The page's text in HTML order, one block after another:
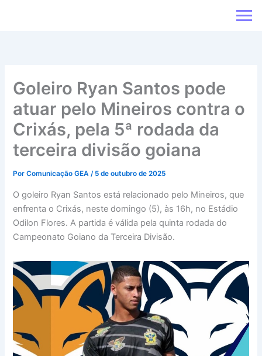
Goleiro Ryan Santos pode
atuar pelo Mineiros contra o
Crixás, pela 5ª rodada da
terceira divisão goiana
PorComunicação GEA/ 5 de outubro de 2025
O goleiro Ryan Santos está relacionado pelo Mineiros, que
enfrenta o Crixás, neste domingo (5), às 16h, no Estádio
Odilon Flores. A partida é válida pela quinta rodada do
Campeonato Goiano da Terceira Divisão.